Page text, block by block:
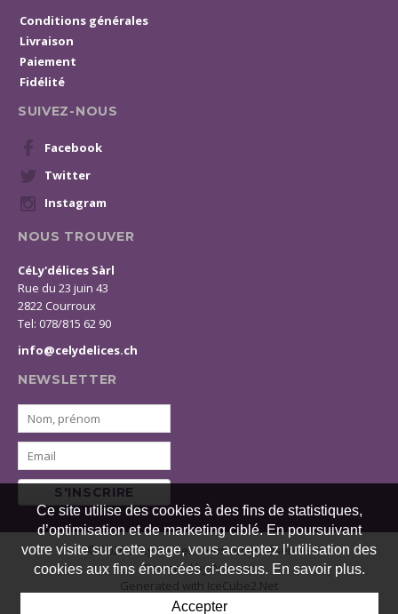
Conditions générales
Livraison
Paiement
Fidélité
SUIVEZ-NOUS
Facebook
Twitter
Instagram
NOUS TROUVER
CéLy'délices Sàrl
Rue du 23 juin 43
2822 Courroux
Tel: 078/815 62 90
info@celydelices.ch
NEWSLETTER
S'INSCRIRE
© 2026 CéLy'délices. Tous droits réservés
Powered by Artionet
Generated with IceCube2.Net
Ce site utilise des cookies à des fins de statistiques,
d’optimisation et de marketing ciblé. En poursuivant
votre visite sur cette page, vous acceptez l’utilisation des
cookies aux fins énoncées ci-dessus. En savoir plus.
Accepter